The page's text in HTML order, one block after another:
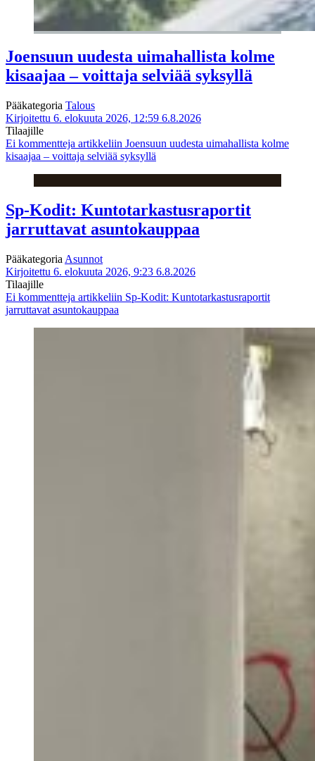
Joensuun uudesta uimahallista kolme
kisaajaa – voittaja selviää syksyllä
Pääkategoria Talous
Kirjoitettu 6. elokuuta 2026, 12:59 6.8.2026
Tilaajille
Ei kommentteja artikkeliin Joensuun uudesta uimahallista kolme
kisaajaa – voittaja selviää syksyllä
Sp-Kodit: Kuntotarkastusraportit
jarruttavat asuntokauppaa
Pääkategoria Asunnot
Kirjoitettu 6. elokuuta 2026, 9:23 6.8.2026
Tilaajille
Ei kommentteja artikkeliin Sp-Kodit: Kuntotarkastusraportit
jarruttavat asuntokauppaa